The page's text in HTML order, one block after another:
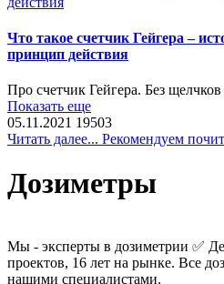
Что такое счетчик Гейгера –
принцип действия
Про счетчик Гейгера. Без
Показать еще
05.11.2021 19503
Читать далее... Рекомендуем
Дозиметры
Мы - эксперты в дозиметрии ✅
проектов, 16 лет на рынке. Все
нашими специалистами.